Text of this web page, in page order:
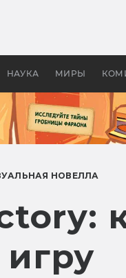
НАУКА МИРЫ
в России —
НОВЕЛЛА